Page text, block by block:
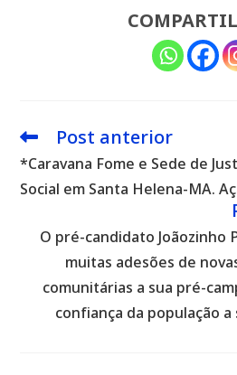
Leia
artigos
Post anterior
*Caravana Fome e Sede de
Social em Santa Helena-MA.
O pré-candidato Joãozinho
muitas adesões de
comunitárias a sua pré-
confiança da população